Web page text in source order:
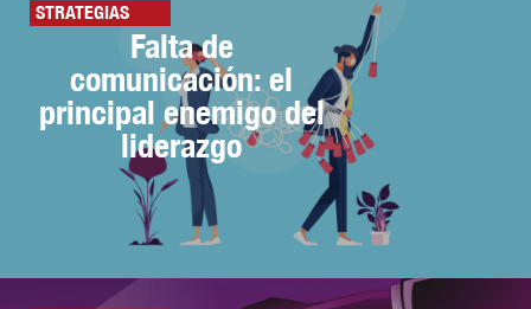
STRATEGIAS
Falta de
comunicación: el
principal enemigo del
liderazgo